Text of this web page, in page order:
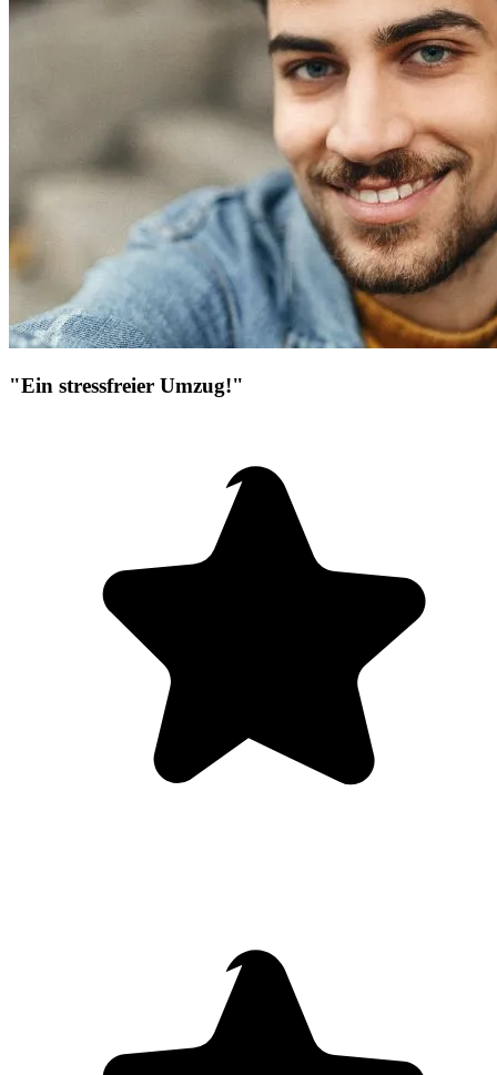
"Ein stressfreier Umzug!"